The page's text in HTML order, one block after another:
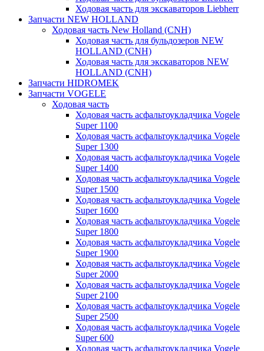
Ходовая часть для экскаваторов Liebherr
Запчасти NEW HOLLAND
Ходовая часть New Holland (CNH)
Ходовая часть для бульдозеров NEW
HOLLAND (CNH)
Ходовая часть для экскаваторов NEW
HOLLAND (CNH)
Запчасти HIDROMEK
Запчасти VOGELE
Ходовая часть
Ходовая часть асфальтоукладчика Vogele
Super 1100
Ходовая часть асфальтоукладчика Vogele
Super 1300
Ходовая часть асфальтоукладчика Vogele
Super 1400
Ходовая часть асфальтоукладчика Vogele
Super 1500
Ходовая часть асфальтоукладчика Vogele
Super 1600
Ходовая часть асфальтоукладчика Vogele
Super 1800
Ходовая часть асфальтоукладчика Vogele
Super 1900
Ходовая часть асфальтоукладчика Vogele
Super 2000
Ходовая часть асфальтоукладчика Vogele
Super 2100
Ходовая часть асфальтоукладчика Vogele
Super 2500
Ходовая часть асфальтоукладчика Vogele
Super 600
Ходовая часть асфальтоукладчика Vogele